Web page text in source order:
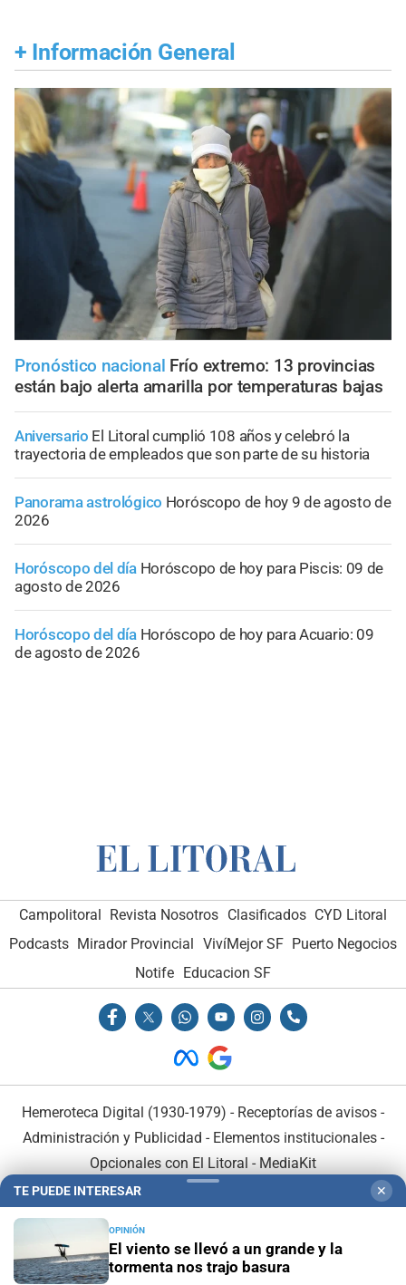
+ Información General
Pronóstico nacional Frío extremo: 13 provincias
están bajo alerta amarilla por temperaturas bajas
Aniversario El Litoral cumplió 108 años y celebró la
trayectoria de empleados que son parte de su historia
Panorama astrológico Horóscopo de hoy 9 de agosto de
2026
Horóscopo del día Horóscopo de hoy para Piscis: 09 de
agosto de 2026
Horóscopo del día Horóscopo de hoy para Acuario: 09
de agosto de 2026
Campolitoral Revista Nosotros Clasificados CYD Litoral
Podcasts Mirador Provincial VivíMejor SF Puerto Negocios
Notife Educacion SF
Hemeroteca Digital (1930-1979) - Receptorías de avisos -
Administración y Publicidad - Elementos institucionales-
Opcionales con El Litoral - MediaKit
TE PUEDE INTERESAR ✕
OPINIÓN
El viento se llevó a un grande y la
tormenta nos trajo basura